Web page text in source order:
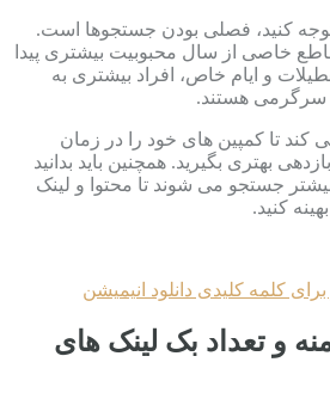
توجه کنید، فصلی بودن جستجوها است.
خاصی از سال محبوبیت بیشتری پیدا
و ایام خاص، افراد بیشتری به
سرگرمی هستند.
کند تا کمپین های خود را در زمان
بهتری بگیرید. همچنین باید بدانید
جستجو می شوند تا محتوا و لینک
کنید.
و تعداد بک لینک های